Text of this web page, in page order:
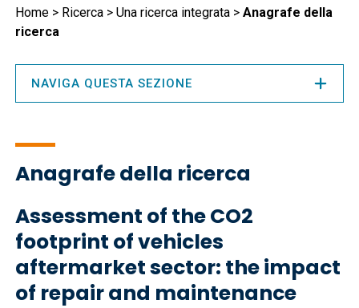
Briciole
di
pane
Home Ricerca Una ricerca integrata
Anagrafe della
ricerca
Anagrafe della ricerca
Assessment of the CO2
footprint of vehicles
aftermarket sector: the impact
of repair and maintenance
NAVIGA QUESTA SEZIONE